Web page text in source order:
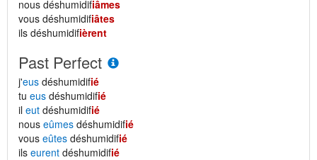
nous déshumidifiâmes
vous déshumidifiâtes
ils déshumidifièrent
Past Perfect
j'eus déshumidifié
tu eus déshumidifié
il eut déshumidifié
nous eûmes déshumidifié
vous eûtes déshumidifié
ils eurent déshumidifié